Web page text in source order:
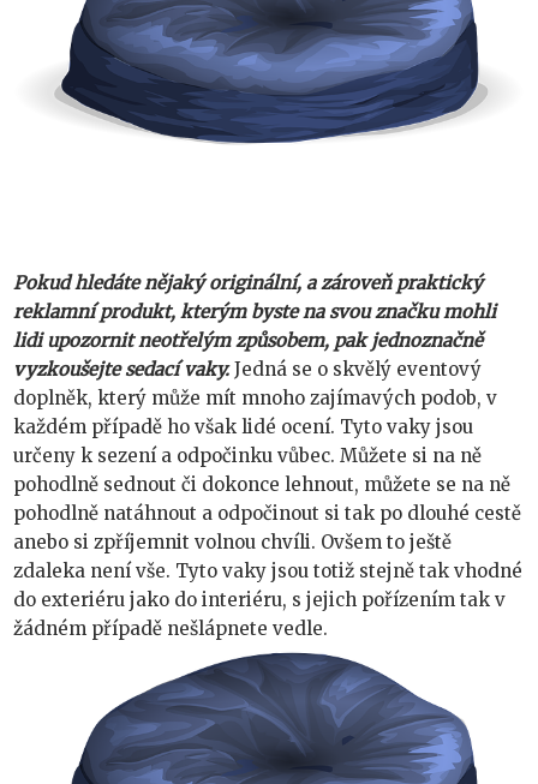
Pokud hledáte nějaký originální, a zároveň praktický
reklamní produkt, kterým byste na svou značku mohli
lidi upozornit neotřelým způsobem, pak jednoznačně
vyzkoušejte sedací vaky.Jedná se o skvělý eventový
doplněk, který může mít mnoho zajímavých podob, v
každém případě ho však lidé ocení. Tyto vaky jsou
určeny k sezení a odpočinku vůbec. Můžete si na ně
pohodlně sednout či dokonce lehnout, můžete se na ně
pohodlně natáhnout a odpočinout si tak po dlouhé cestě
anebo si zpříjemnit volnou chvíli. Ovšem to ještě
zdaleka není vše. Tyto vaky jsou totiž stejně tak vhodné
do exteriéru jako do interiéru, s jejich pořízením tak v
žádném případě nešlápnete vedle.